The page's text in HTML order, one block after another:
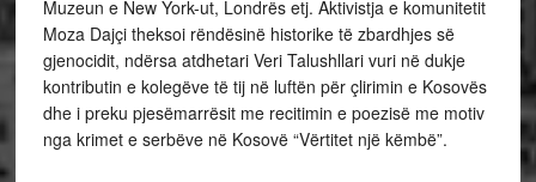
Muzeun e New York-ut, Londrës etj. Aktivistja e komunitetit
Moza Dajçi theksoi rëndësinë historike të zbardhjes së
gjenocidit, ndërsa atdhetari Veri Talushllari vuri në dukje
kontributin e kolegëve të tij në luftën për çlirimin e Kosovës
dhe i preku pjesëmarrësit me recitimin e poezisë me motiv
nga krimet e serbëve në Kosovë “Vërtitet një këmbë”.